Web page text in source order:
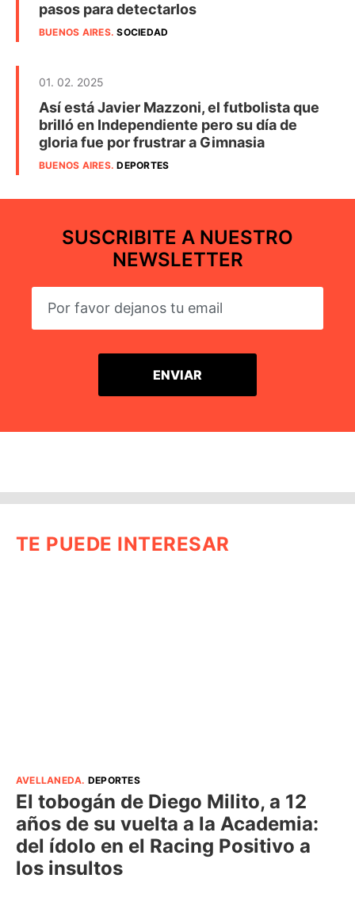
pasos para detectarlos
BUENOS AIRES.SOCIEDAD
01. 02. 2025
Así está Javier Mazzoni, el futbolista que
brilló en Independiente pero su día de
gloria fue por frustrar a Gimnasia
BUENOS AIRES.DEPORTES
SUSCRIBITE A NUESTRO
NEWSLETTER
TE PUEDE INTERESAR
AVELLANEDA. DEPORTES
El tobogán de Diego Milito, a 12
años de su vuelta a la Academia:
del ídolo en el Racing Positivo a
los insultos